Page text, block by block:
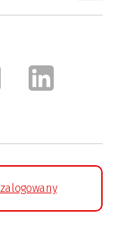
zalogowany